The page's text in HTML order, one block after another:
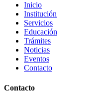
Inicio
Institución
Servicios
Educación
Trámites
Noticias
Eventos
Contacto
Contacto